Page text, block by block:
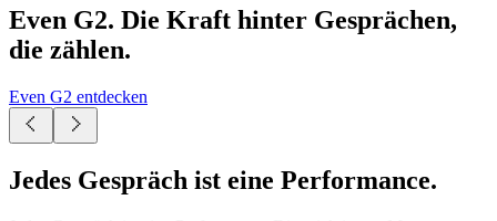
Even G2. Die Kraft hinter Gesprächen,
die zählen.
Even G2 entdecken
Jedes Gespräch ist eine Performance.